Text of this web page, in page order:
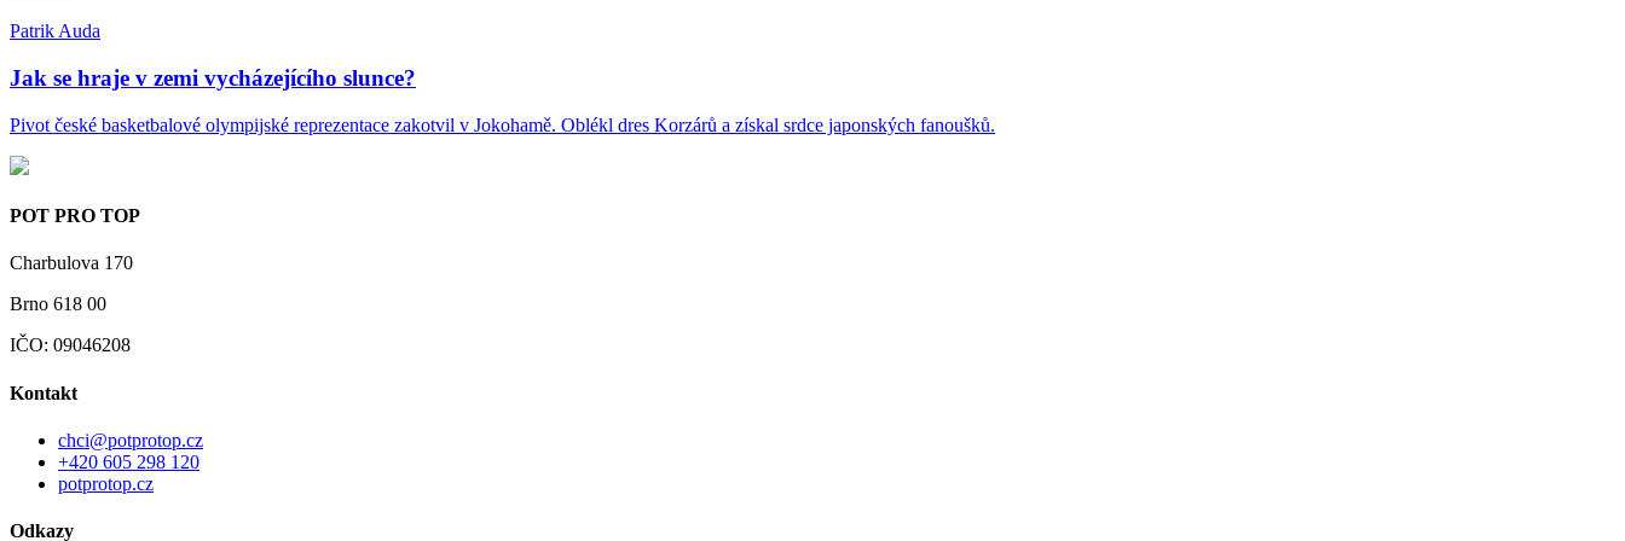
Patrik Auda
Jak se hraje v zemi vycházejícího slunce?
Pivot české basketbalové olympijské reprezentace zakotvil v Jokohamě. Oblékl dres Korzárů a získal srdce japonských fanoušků.
POT PRO TOP
Charbulova 170
Brno 618 00
IČO: 09046208
Kontakt
chci@potprotop.cz
+420 605 298 120
potprotop.cz
Odkazy